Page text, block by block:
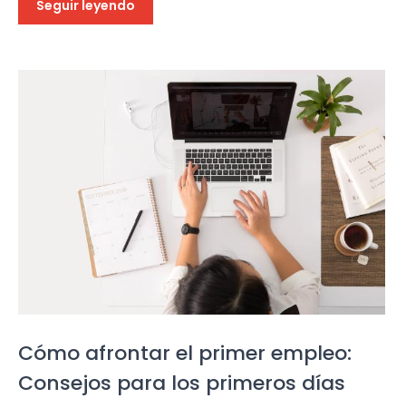
Seguir leyendo
Cómo afrontar el primer empleo:
Consejos para los primeros días